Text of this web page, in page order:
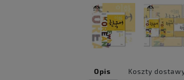
Opis Koszty